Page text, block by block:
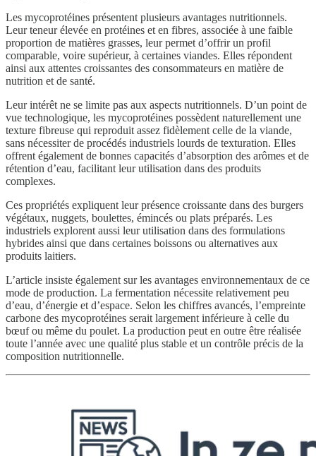
Les mycoprotéines présentent plusieurs avantages nutritionnels.
Leur teneur élevée en protéines et en fibres, associée à une faible
proportion de matières grasses, leur permet d’offrir un profil
comparable, voire supérieur, à certaines viandes. Elles répondent
ainsi aux attentes croissantes des consommateurs en matière de
nutrition et de santé.
Leur intérêt ne se limite pas aux aspects nutritionnels. D’un point de
vue technologique, les mycoprotéines possèdent naturellement une
texture fibreuse qui reproduit assez fidèlement celle de la viande,
sans nécessiter de procédés industriels lourds de texturation. Elles
offrent également de bonnes capacités d’absorption des arômes et de
rétention d’eau, facilitant leur utilisation dans des produits
complexes.
Ces propriétés expliquent leur présence croissante dans des burgers
végétaux, nuggets, boulettes, émincés ou plats préparés. Les
industriels explorent aussi leur utilisation dans des formulations
hybrides ainsi que dans certaines boissons ou alternatives aux
produits laitiers.
L’article insiste également sur les avantages environnementaux de ce
mode de production. La fermentation nécessite relativement peu
d’eau, d’énergie et d’espace. Selon les chiffres avancés, l’empreinte
carbone des mycoprotéines serait largement inférieure à celle du
bœuf ou même du poulet. La production peut en outre être réalisée
toute l’année avec une qualité plus stable et un contrôle précis de la
composition nutritionnelle.